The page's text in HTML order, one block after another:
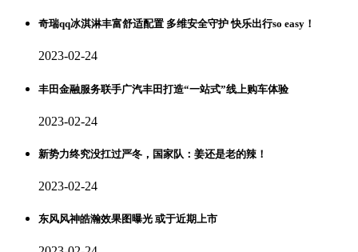
奇瑞qq冰淇淋丰富舒适配置 多维安全守护 快乐出行so easy！
2023-02-24
丰田金融服务联手广汽丰田打造“一站式”线上购车体验
2023-02-24
新势力终究没扛过严冬，国家队：姜还是老的辣！
2023-02-24
东风风神皓瀚效果图曝光 或于近期上市